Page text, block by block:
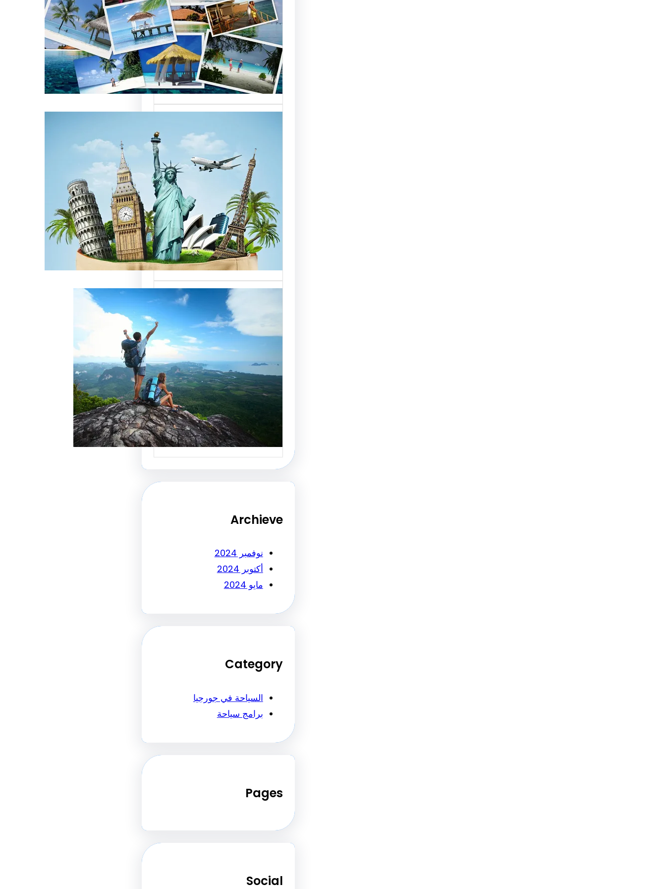
السياحة العالمية على
السوق
أسماء شركات السياحة
العالمية تعتبر من العناصر
الأساسية التي تؤثر…
تقدم شركات السياحة
بمصر خدمات متميزة
للسائحين الوافدين
شركات السياحة بمصر تقدم
خدمات متميزة للسائحين
الوافدين، حيث تعتبر…
تحسين خدمات رقم شركة
سياحة: أفضل الطرق
لجذب الزبائن وتحقيق
النجاح
رقم شركة سياحة هو عامل
أساسي لجذب الزبائن وتحقيق
النجاح…
Archieve
نوفمبر 2024
أكتوبر 2024
مايو 2024
Category
السياحة في جورجيا
برامج سياحة
Pages
Social